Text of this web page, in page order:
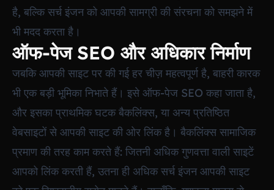
है, बल्कि सर्च इंजन को आपकी सामग्री की संरचना को समझने में
भी मदद करता है।
ऑफ-पेज SEO और अधिकार निर्माण
जबकि आपकी साइट पर की गई हर चीज़ महत्वपूर्ण है, बाहरी कारक
भी एक बड़ी भूमिका निभाते हैं। इसे ऑफ-पेज SEO कहा जाता है,
और इसका प्राथमिक घटक बैकलिंक्स, या अन्य प्रतिष्ठित
वेबसाइटों से आपकी साइट की ओर लिंक है। बैकलिंक्स सामाजिक
प्रमाण की तरह काम करते हैं: जितनी अधिक गुणवत्ता वाली साइटें
आपको लिंक करती हैं, उतना ही अधिक सर्च इंजन आपकी साइट